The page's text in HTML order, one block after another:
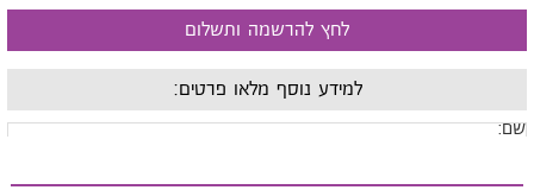
לחץ להרשמה ותשלום
למידע נוסף מלאו פרטים: